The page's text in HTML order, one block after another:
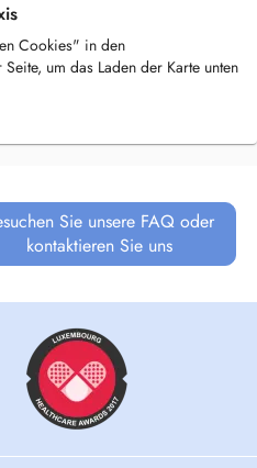
Cookies" in den
um das Laden der Karte unten
Sie unsere FAQ oder
kontaktieren Sie uns